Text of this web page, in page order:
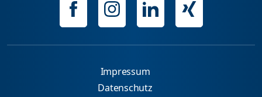
Impressum
Datenschutz